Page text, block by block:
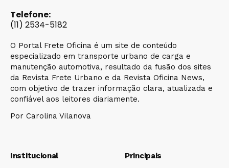
Telefone:
(11) 2534-5182
O Portal Frete Oficina é um site de conteúdo
especializado em transporte urbano de carga e
manutenção automotiva, resultado da fusão dos sites
da Revista Frete Urbano e da Revista Oficina News,
com objetivo de trazer informação clara, atualizada e
confiável aos leitores diariamente.
Por Carolina Vilanova
Institucional Principais